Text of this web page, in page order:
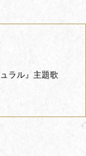
ラル』主題歌